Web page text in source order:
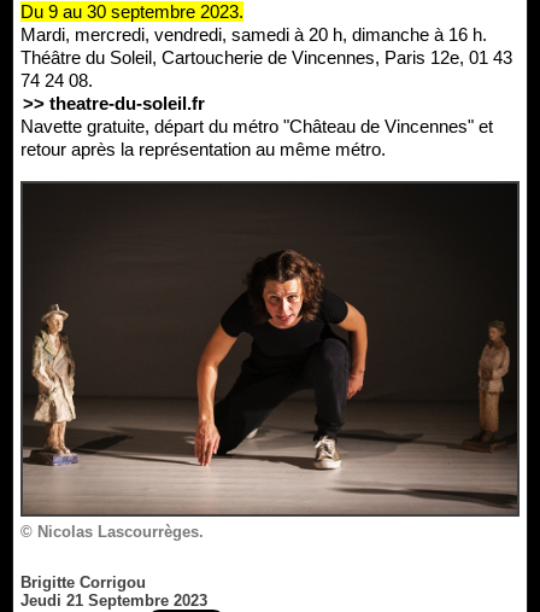
Du 9 au 30 septembre 2023.
Mardi, mercredi, vendredi, samedi à 20 h, dimanche à 16 h.
Théâtre du Soleil, Cartoucherie de Vincennes, Paris 12e, 01 43
74 24 08.
>> theatre-du-soleil.fr
Navette gratuite, départ du métro "Château de Vincennes" et
retour après la représentation au même métro.
© Nicolas Lascourrèges.
Brigitte Corrigou
Jeudi 21 Septembre 2023